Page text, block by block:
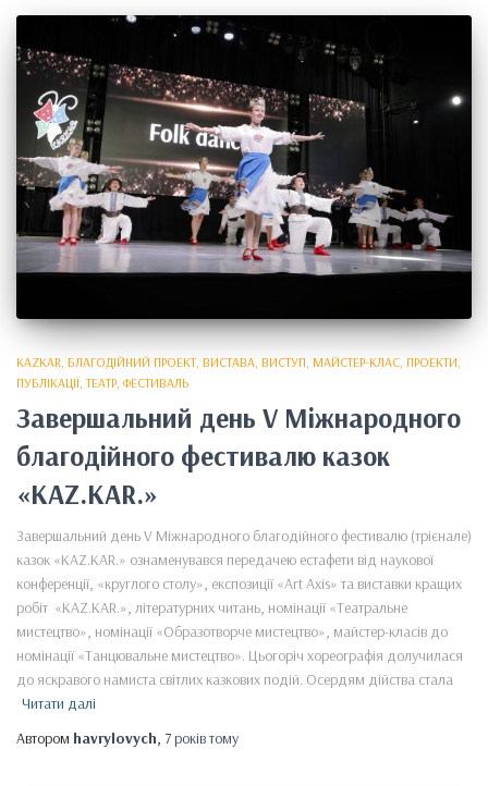
KAZKAR БЛАГОДІЙНИЙ ПРОЕКТ ВИСТАВА ВИСТУП МАЙСТЕР-КЛАС ПРОЕКТИ
ПУБЛІКАЦІЇ ТЕАТР ФЕСТИВАЛЬ
Завершальний день V Міжнародного
благодійного фестивалю казок
«KAZ.KAR.»
Завершальний день V Міжнародного благодійного фестивалю (трієнале)
казок «KAZ.KAR.» ознаменувався передачею естафети від наукової
конференції, «круглого столу», експозиції «Art Axis» та виставки кращих
робіт «KAZ.KAR.», літературних читань, номінації «Театральне
мистецтво», номінації «Образотворче мистецтво», майстер-класів до
номінації «Танцювальне мистецтво». Цьогоріч хореографія долучилася
до яскравого намиста світлих казкових подій. Осердям дійства стала
Читати далі
Автором havrylovych, 7 роківтому